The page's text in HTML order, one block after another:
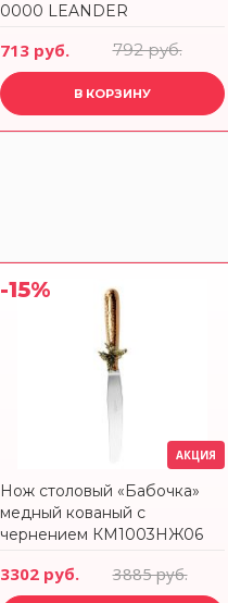
0000 LEANDER
713 руб. 792 руб.
В КОРЗИНУ
-15%
АКЦИЯ
Нож столовый «Бабочка»
медный кованый с
чернением КМ1003НЖ06
3302 руб. 3885 руб.